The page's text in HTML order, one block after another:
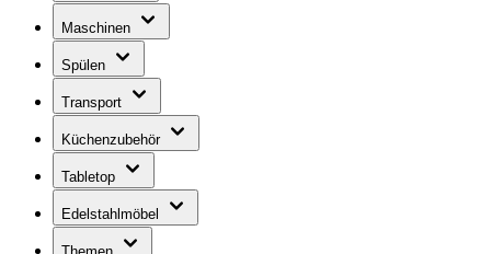
Maschinen
Spülen
Transport
Küchenzubehör
Tabletop
Edelstahlmöbel